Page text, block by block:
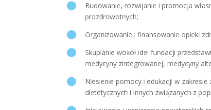
Budowanie, rozwijanie i promocja
prozdrowotnych;
Organizowanie i finansowanie opieki
Skupianie wokół idei fundacji
medycyny zintegrowanej, medycyny
Niesienie pomocy i edukacji w
dietetycznych i innych związanych z